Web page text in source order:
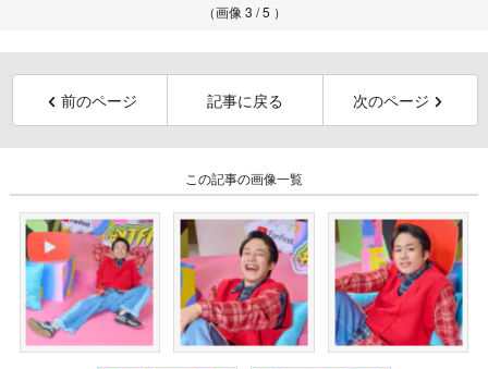
（画像 3 / 5 ）
前のページ 記事に戻る 次のページ
この記事の画像一覧